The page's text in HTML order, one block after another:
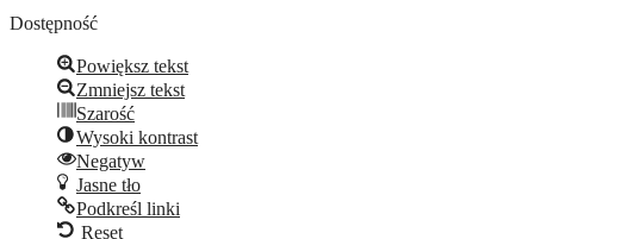
Dostępność
Powiększ tekst
Zmniejsz tekst
Szarość
Wysoki kontrast
Negatyw
Jasne tło
Podkreśl linki
Reset